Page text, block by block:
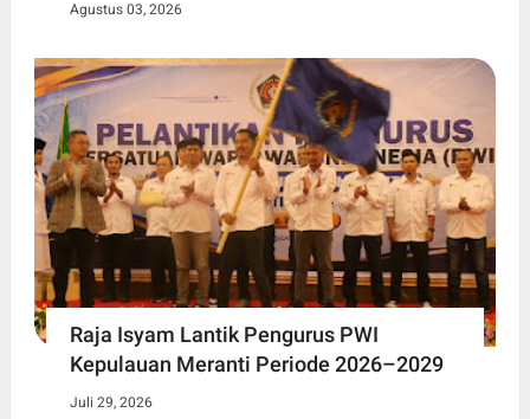
Agustus 03, 2026
Raja Isyam Lantik Pengurus PWI
Kepulauan Meranti Periode 2026–2029
Juli 29, 2026